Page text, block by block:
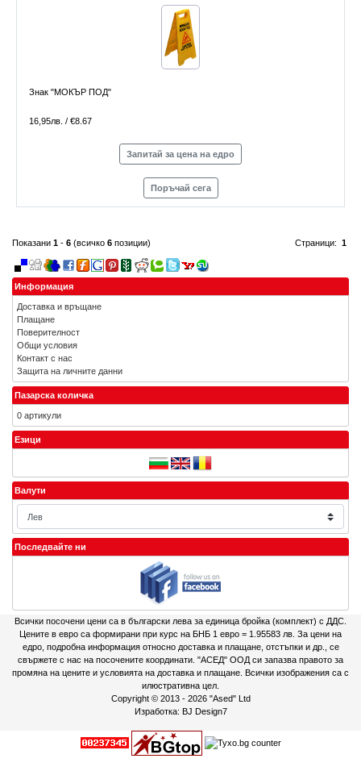
Знак "МОКЪР ПОД"
16,95лв. / €8.67
Запитай за цена на едро
Поръчай сега
Страници: 1
Показани 1 - 6 (всичко 6 позиции)
Информация
Доставка и връщане
Плащане
Поверителност
Общи условия
Контакт с нас
Защита на личните данни
Пазарска количка
0 артикули
Езици
Валути
Последвайте ни
Всички посочени цени са в български лева за единица бройка (комплект) с ДДС.
Цените в евро са формирани при курс на БНБ 1 евро = 1.95583 лв. За цени на
едро, подробна информация относно доставка и плащане, отстъпки и др., се
свържете с нас на посочените координати. "АСЕД" ООД си запазва правото за
промяна на цените и условията на доставка и плащане. Всички изображения са с
илюстративна цел.
Copyright © 2013 - 2026 "Ased" Ltd
Изработка: BJ Design7